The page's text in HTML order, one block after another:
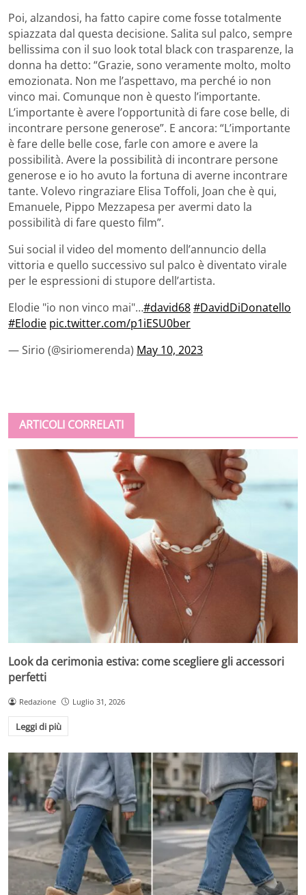
Poi, alzandosi, ha fatto capire come fosse totalmente
spiazzata dal questa decisione. Salita sul palco, sempre
bellissima con il suo look total black con trasparenze, la
donna ha detto: “Grazie, sono veramente molto, molto
emozionata. Non me l’aspettavo, ma perché io non
vinco mai. Comunque non è questo l’importante.
L’importante è avere l’opportunità di fare cose belle, di
incontrare persone generose”. E ancora: “L’importante
è fare delle belle cose, farle con amore e avere la
possibilità. Avere la possibilità di incontrare persone
generose e io ho avuto la fortuna di averne incontrare
tante. Volevo ringraziare Elisa Toffoli, Joan che è qui,
Emanuele, Pippo Mezzapesa per avermi dato la
possibilità di fare questo film”.
Sui social il video del momento dell’annuncio della
vittoria e quello successivo sul palco è diventato virale
per le espressioni di stupore dell’artista.
Elodie "io non vinco mai"…#david68#DavidDiDonatello
#Elodie pic.twitter.com/p1iESU0ber
— Sirio (@siriomerenda) May 10, 2023
ARTICOLI CORRELATI
Look da cerimonia estiva: come scegliere gli accessori
perfetti
Redazione Luglio 31, 2026
Leggi di più